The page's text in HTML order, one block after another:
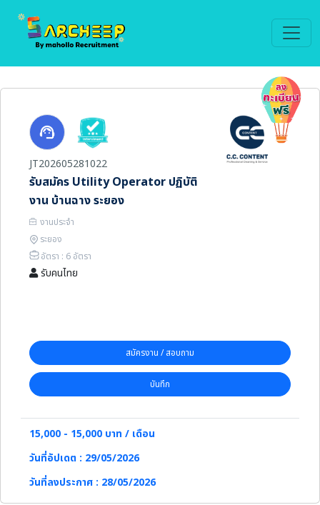
JT202605281022
รับสมัคร Utility Operator ปฏิบัติ
งาน บ้านฉาง ระยอง
งานประจำ
ระยอง
อัตรา : 6 อัตรา
รับคนไทย
สมัครงาน / สอบถาม
บันทึก
15,000 - 15,000 บาท / เดือน
วันที่อัปเดต : 29/05/2026
วันที่ลงประกาศ : 28/05/2026